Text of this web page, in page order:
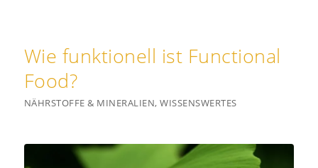
Wie funktionell ist Functional
Food?
NÄHRSTOFFE & MINERALIEN,WISSENSWERTES